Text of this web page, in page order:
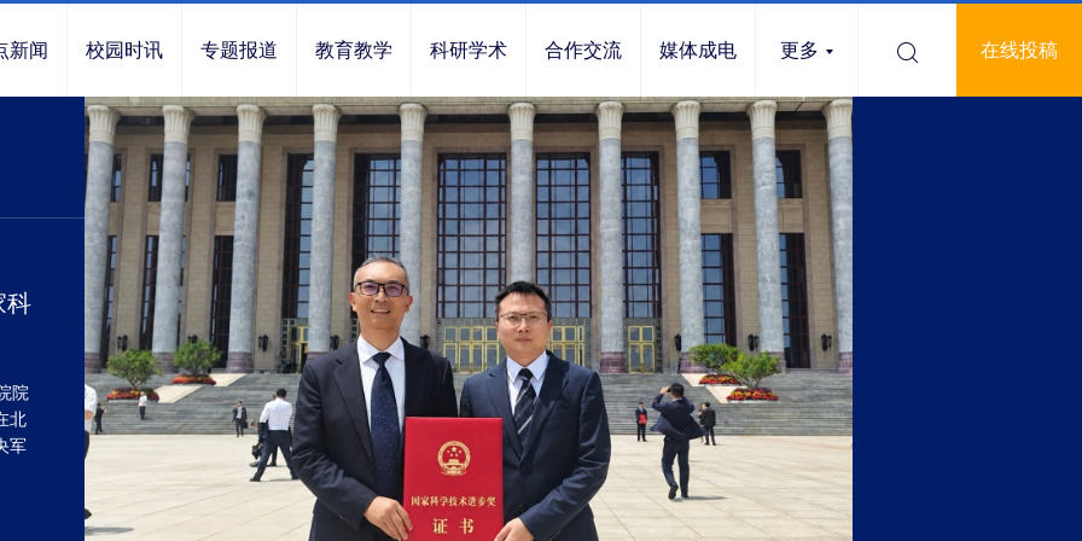
新闻 校园时讯 专题报道 教育教学 科研学术 合作交流 媒体成电 更多 在线投稿
科
院
北
军